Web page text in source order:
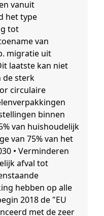
vanuit
het type
tot
van
migratie uit
laatste kan niet
de sterk
circulaire
binnen
van huishoudelijk
van 75% van het
• Verminderen
afval tot
hebben op alle
2018 de "EU
met de zeer